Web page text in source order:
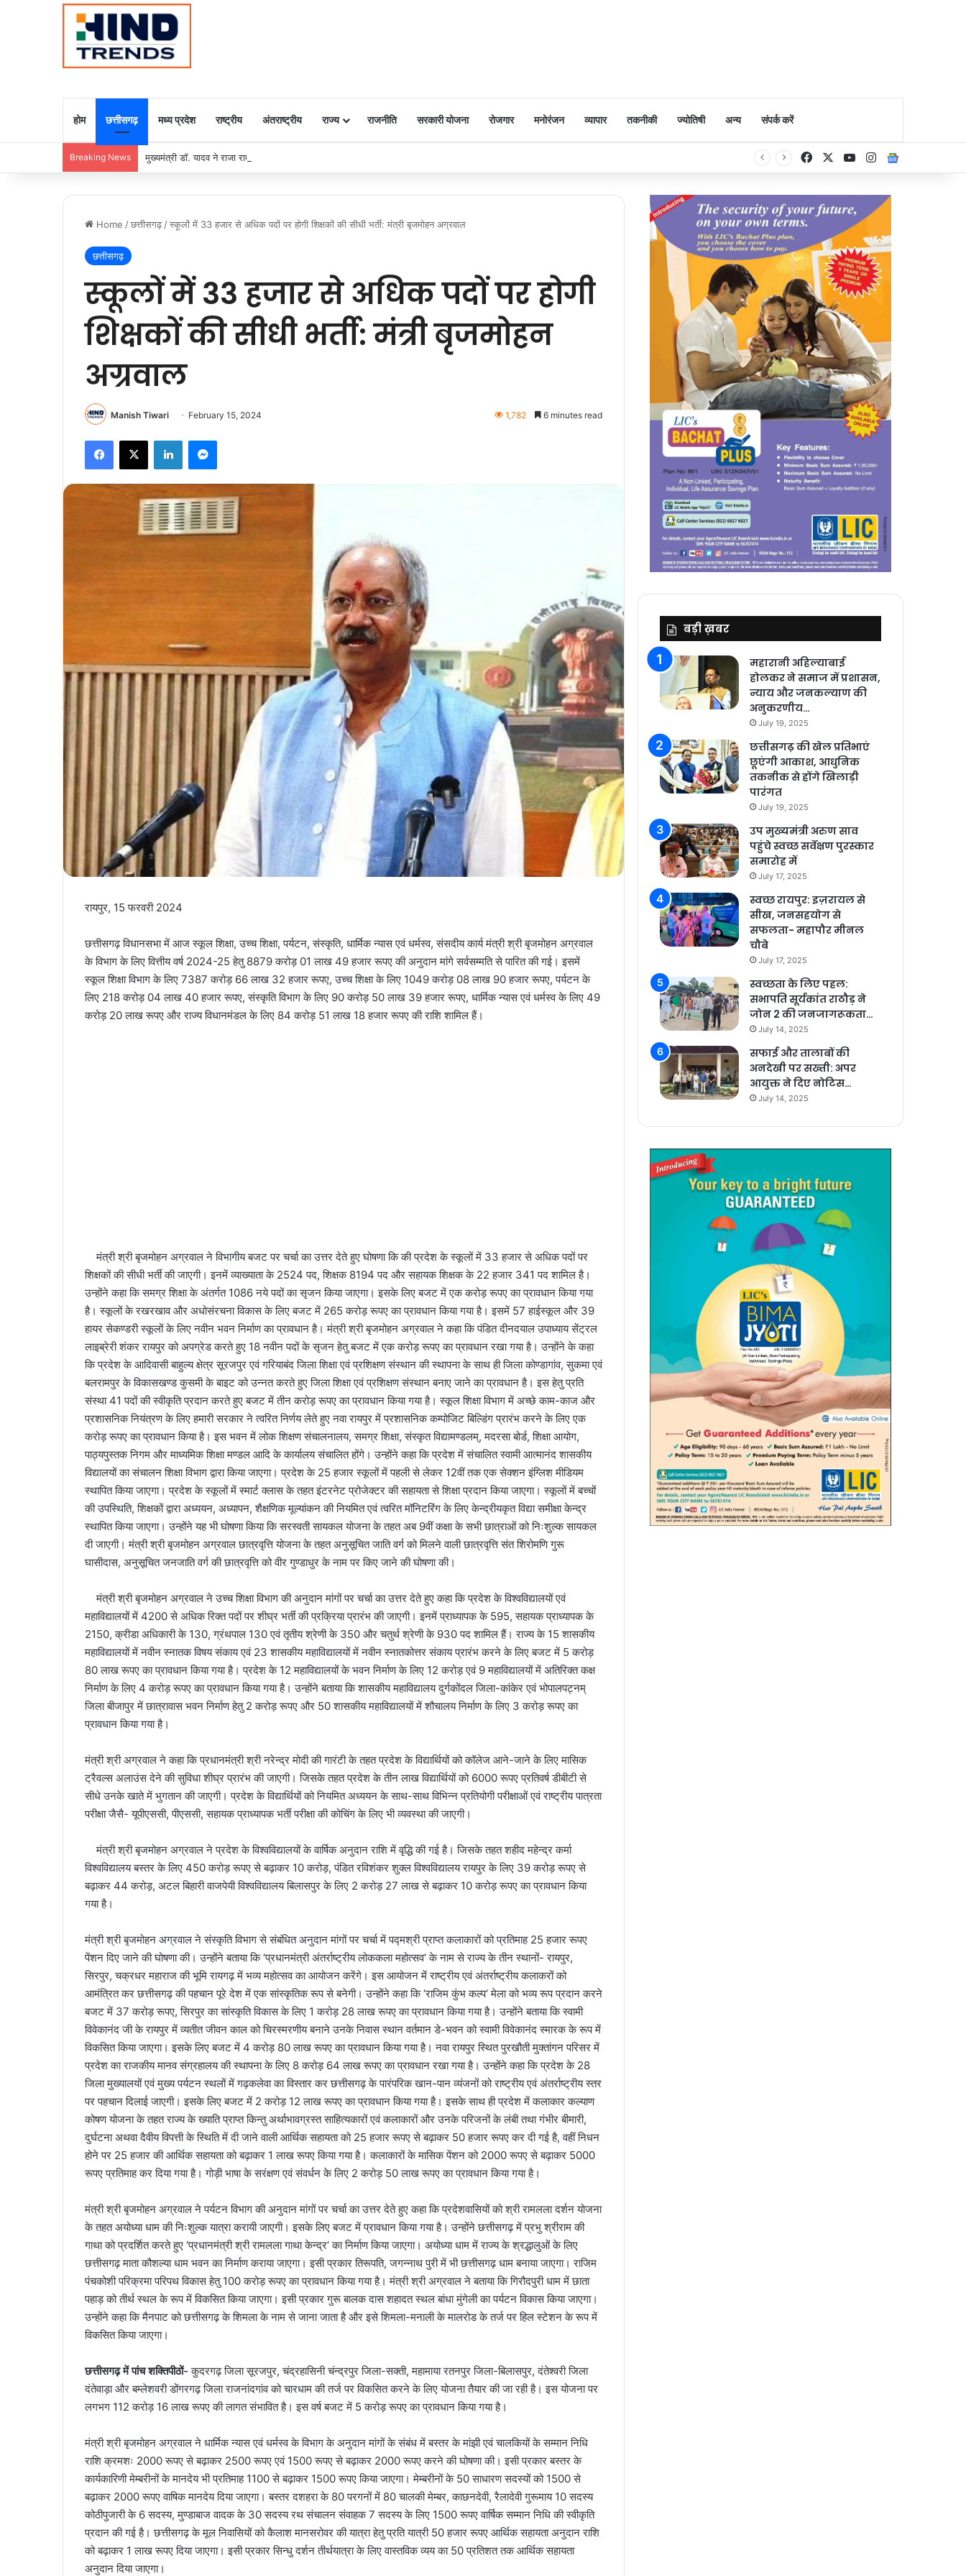
होम छत्तीसगढ़ मध्य प्रदेश राष्ट्रीय अंतराष्ट्रीय राज्य राजनीति सरकारी योजना रोजगार मनोरंजन व्यापार तकनीकी ज्योतिषी अन्य संपर्क करें
Breaking News मुख्यमंत्री डॉ. यादव ने राजा राममोहन राय की जयंती पर किया नमन FacebookYouTubeInstagram
Home /छत्तीसगढ़ /स्कूलों में 33 हजार से अधिक पदों पर होगी शिक्षकों की सीधी भर्ती: मंत्री बृजमोहन अग्रवाल
छत्तीसगढ़
स्कूलों में 33 हजार से अधिक पदों पर होगी
शिक्षकों की सीधी भर्ती: मंत्री बृजमोहन
अग्रवाल
Manish Tiwari February 15, 2024 1,782 6 minutes read
Facebook
X LinkedInMessenger
रायपुर, 15 फरवरी 2024
छत्तीसगढ़ विधानसभा में आज स्कूल शिक्षा, उच्च शिक्षा, पर्यटन, संस्कृति, धार्मिक न्यास एवं धर्मस्व, संसदीय कार्य मंत्री श्री बृजमोहन अग्रवाल
के विभाग के लिए वित्तीय वर्ष 2024-25 हेतु 8879 करोड़ 01 लाख 49 हजार रूपए की अनुदान मांगे सर्वसम्मति से पारित की गई। इसमें
स्कूल शिक्षा विभाग के लिए 7387 करोड़ 66 लाख 32 हजार रूपए, उच्च शिक्षा के लिए 1049 करोड़ 08 लाख 90 हजार रूपए, पर्यटन के
लिए 218 करोड़ 04 लाख 40 हजार रूपए, संस्कृति विभाग के लिए 90 करोड़ 50 लाख 39 हजार रूपए, धार्मिक न्यास एवं धर्मस्व के लिए 49
करोड़ 20 लाख रूपए और राज्य विधानमंडल के लिए 84 करोड़ 51 लाख 18 हजार रूपए की राशि शामिल हैं।
मंत्री श्री बृजमोहन अग्रवाल ने विभागीय बजट पर चर्चा का उत्तर देते हुए घोषणा कि की प्रदेश के स्कूलों में 33 हजार से अधिक पदों पर
शिक्षकों की सीधी भर्ती की जाएगी। इनमें व्याख्याता के 2524 पद, शिक्षक 8194 पद और सहायक शिक्षक के 22 हजार 341 पद शामिल है।
उन्होंने कहा कि समग्र शिक्षा के अंतर्गत 1086 नये पदों का सृजन किया जाएगा। इसके लिए बजट में एक करोड़ रूपए का प्रावधान किया गया
है। स्कूलों के रखरखाव और अधोसंरचना विकास के लिए बजट में 265 करोड़ रूपए का प्रावधान किया गया है। इसमें 57 हाईस्कूल और 39
हायर सेकण्डरी स्कूलों के लिए नवीन भवन निर्माण का प्रावधान है। मंत्री श्री बृजमोहन अग्रवाल ने कहा कि पंडित दीनदयाल उपाध्याय सेंट्रल
लाइब्रेरी शंकर रायपुर को अपग्रेड करते हुए 18 नवीन पदों के सृजन हेतु बजट में एक करोड़ रूपए का प्रावधान रखा गया है। उन्होंने के कहा
कि प्रदेश के आदिवासी बाहुल्य क्षेत्र सूरजपुर एवं गरियाबंद जिला शिक्षा एवं प्रशिक्षण संस्थान की स्थापना के साथ ही जिला कोण्डागांव, सुकमा एवं
बलरामपुर के विकासखण्ड कुसमी के बाइट को उन्नत करते हुए जिला शिक्षा एवं प्रशिक्षण संस्थान बनाए जाने का प्रावधान है। इस हेतु प्रति
संस्था 41 पदों की स्वीकृति प्रदान करते हुए बजट में तीन करोड़ रूपए का प्रावधान किया गया है। स्कूल शिक्षा विभाग में अच्छे काम-काज और
प्रशासनिक नियंत्रण के लिए हमारी सरकार ने त्वरित निर्णय लेते हुए नवा रायपुर में प्रशासनिक कम्पोजिट बिल्डिंग प्रारंभ करने के लिए एक
करोड़ रूपए का प्रावधान किया है। इस भवन में लोक शिक्षण संचालनालय, समग्र शिक्षा, संस्कृत विद्यामण्डलम्, मदरसा बोर्ड, शिक्षा आयोग,
पाठ्यपुस्तक निगम और माध्यमिक शिक्षा मण्डल आदि के कार्यालय संचालित होंगे। उन्होंने कहा कि प्रदेश में संचालित स्वामी आत्मानंद शासकीय
विद्यालयों का संचालन शिक्षा विभाग द्वारा किया जाएगा। प्रदेश के 25 हजार स्कूलों में पहली से लेकर 12वीं तक एक सेक्शन इंग्लिश मीडियम
स्थापित किया जाएगा। प्रदेश के स्कूलों में स्मार्ट क्लास के तहत इंटरनेट प्रोजेक्टर की सहायता से शिक्षा प्रदान किया जाएगा। स्कूलों में बच्चों
की उपस्थिति, शिक्षकों द्वारा अध्ययन, अध्यापन, शैक्षणिक मूल्यांकन की नियमित एवं त्वरित मॉनिटरिंग के लिए केन्द्रीयकृत विद्या समीक्षा केन्द्र
स्थापित किया जाएगा। उन्होंने यह भी घोषणा किया कि सरस्वती सायकल योजना के तहत अब 9वीं कक्षा के सभी छात्राओं को निःशुल्क सायकल
दी जाएगी। मंत्री श्री बृजमोहन अग्रवाल छात्रवृत्ति योजना के तहत अनुसूचित जाति वर्ग को मिलने वाली छात्रवृत्ति संत शिरोमणि गुरू
घासीदास, अनुसूचित जनजाति वर्ग की छात्रवृत्ति को वीर गुण्डाधुर के नाम पर किए जाने की घोषणा की।
मंत्री श्री बृजमोहन अग्रवाल ने उच्च शिक्षा विभाग की अनुदान मांगों पर चर्चा का उत्तर देते हुए कहा कि प्रदेश के विश्वविद्यालयों एवं
महाविद्यालयों में 4200 से अधिक रिक्त पदों पर शीघ्र भर्ती की प्रक्रिया प्रारंभ की जाएगी। इनमें प्राध्यापक के 595, सहायक प्राध्यापक के
2150, क्रीडा अधिकारी के 130, ग्रंथपाल 130 एवं तृतीय श्रेणी के 350 और चतुर्थ श्रेणी के 930 पद शामिल हैं। राज्य के 15 शासकीय
महाविद्यालयों में नवीन स्नातक विषय संकाय एवं 23 शासकीय महाविद्यालयों में नवीन स्नातकोत्तर संकाय प्रारंभ करने के लिए बजट में 5 करोड़
80 लाख रूपए का प्रावधान किया गया है। प्रदेश के 12 महाविद्यालयों के भवन निर्माण के लिए 12 करोड़ एवं 9 महाविद्यालयों में अतिरिक्त कक्ष
निर्माण के लिए 4 करोड़ रूपए का प्रावधान किया गया है। उन्होंने बताया कि शासकीय महाविद्यालय दुर्गकोंदल जिला-कांकेर एवं भोपालपट्नम्
जिला बीजापुर में छात्रावास भवन निर्माण हेतु 2 करोड़ रूपए और 50 शासकीय महाविद्यालयों में शौचालय निर्माण के लिए 3 करोड़ रूपए का
प्रावधान किया गया है।
मंत्री श्री अग्रवाल ने कहा कि प्रधानमंत्री श्री नरेन्द्र मोदी की गारंटी के तहत प्रदेश के विद्यार्थियों को कॉलेज आने-जाने के लिए मासिक
ट्रैवल्स अलाउंस देने की सुविधा शीघ्र प्रारंभ की जाएगी। जिसके तहत प्रदेश के तीन लाख विद्यार्थियों को 6000 रूपए प्रतिवर्ष डीबीटी से
सीधे उनके खाते में भुगतान की जाएगी। प्रदेश के विद्यार्थियों को नियमित अध्ययन के साथ-साथ विभिन्न प्रतियोगी परीक्षाओं एवं राष्ट्रीय पात्रता
परीक्षा जैसै- यूपीएससी, पीएससी, सहायक प्राध्यापक भर्ती परीक्षा की कोचिंग के लिए भी व्यवस्था की जाएगी।
मंत्री श्री बृजमोहन अग्रवाल ने प्रदेश के विश्वविद्यालयों के वार्षिक अनुदान राशि में वृद्धि की गई है। जिसके तहत शहीद महेन्द्र कर्मा
विश्वविद्यालय बस्तर के लिए 450 करोड़ रूपए से बढ़ाकर 10 करोड़, पंडित रविशंकर शुक्ल विश्वविद्यालय रायपुर के लिए 39 करोड़ रूपए से
बढ़ाकर 44 करोड़, अटल बिहारी वाजपेयी विश्वविद्यालय बिलासपुर के लिए 2 करोड़ 27 लाख से बढ़ाकर 10 करोड़ रूपए का प्रावधान किया
गया है।
मंत्री श्री बृजमोहन अग्रवाल ने संस्कृति विभाग से संबंधित अनुदान मांगों पर चर्चा में पद्मश्री प्राप्त कलाकारों को प्रतिमाह 25 हजार रूपए
पेंशन दिए जाने की घोषणा की। उन्होंने बताया कि ‘प्रधानमंत्री अंतर्राष्ट्रीय लोककला महोत्सव‘ के नाम से राज्य के तीन स्थानों- रायपुर,
सिरपुर, चक्रधर महाराज की भूमि रायगढ़ में भव्य महोत्सव का आयोजन करेंगे। इस आयोजन में राष्ट्रीय एवं अंतर्राष्ट्रीय कलाकरों को
आमंत्रित कर छत्तीसगढ़ की पहचान पूरे देश में एक सांस्कृतिक रूप से बनेगी। उन्होंने कहा कि ‘राजिम कुंभ कल्प‘ मेला को भव्य रूप प्रदान करने
बजट में 37 करोड़ रूपए, सिरपुर का सांस्कृति विकास के लिए 1 करोड़ 28 लाख रूपए का प्रावधान किया गया है। उन्होंने बताया कि स्वामी
विवेकानंद जी के रायपुर में व्यतीत जीवन काल को चिरस्मरणीय बनाने उनके निवास स्थान वर्तमान डे-भवन को स्वामी विवेकानंद स्मारक के रूप में
विकसित किया जाएगा। इसके लिए बजट में 4 करोड़ 80 लाख रूपए का प्रावधान किया गया है। नवा रायपुर स्थित पुरखौती मुक्तांगन परिसर में
प्रदेश का राजकीय मानव संग्रहालय की स्थापना के लिए 8 करोड़ 64 लाख रूपए का प्रावधान रखा गया है। उन्होंने कहा कि प्रदेश के 28
जिला मुख्यालयों एवं मुख्य पर्यटन स्थलों में गढ़कलेवा का विस्तार कर छत्तीसगढ़ के पारंपरिक खान-पान व्यंजनों को राष्ट्रीय एवं अंतर्राष्ट्रीय स्तर
पर पहचान दिलाई जाएगी। इसके लिए बजट में 2 करोड़ 12 लाख रूपए का प्रावधान किया गया है। इसके साथ ही प्रदेश में कलाकार कल्याण
कोषण योजना के तहत राज्य के ख्याति प्राप्त किन्तु अर्थाभावग्रस्त साहित्यकारों एवं कलाकारों और उनके परिजनों के लंबी तथा गंभीर बीमारी,
दुर्घटना अथवा दैवीय विपत्ती के स्थिति में दी जाने वाली आर्थिक सहायता को 25 हजार रूपए से बढ़ाकर 50 हजार रूपए कर दी गई है, वहीं निधन
होने पर 25 हजार की आर्थिक सहायता को बढ़ाकर 1 लाख रूपए किया गया है। कलाकारों के मासिक पेंशन को 2000 रूपए से बढ़ाकर 5000
रूपए प्रतिमाह कर दिया गया है। गोड़ी भाषा के सरंक्षण एवं संवर्धन के लिए 2 करोड़ 50 लाख रूपए का प्रावधान किया गया है।
मंत्री श्री बृजमोहन अग्रवाल ने पर्यटन विभाग की अनुदान मांगों पर चर्चा का उत्तर देते हुए कहा कि प्रदेशवासियों को श्री रामलला दर्शन योजना
के तहत अयोध्या धाम की निःशुल्क यात्रा करायी जाएगी। इसके लिए बजट में प्रावधान किया गया है। उन्होंने छत्तीसगढ़ में प्रभु श्रीराम की
गाथा को प्रदर्शित करते हुए ‘प्रधानमंत्री श्री रामलला गाथा केन्द्र‘ का निर्माण किया जाएगा। अयोध्या धाम में राज्य के श्रद्धालुओं के लिए
छत्तीसगढ़ माता कौशल्या धाम भवन का निर्माण कराया जाएगा। इसी प्रकार तिरूपति, जगन्नाथ पुरी में भी छत्तीसगढ़ धाम बनाया जाएगा। राजिम
पंचकोशी परिक्रमा परिपथ विकास हेतु 100 करोड़ रूपए का प्रावधान किया गया है। मंत्री श्री अग्रवाल ने बताया कि गिरौदपुरी धाम में छाता
पहाड़ को तीर्थ स्थल के रूप में विकसित किया जाएगा। इसी प्रकार गुरू बालक दास शहादत स्थल बांधा मुंगेली का पर्यटन विकास किया जाएगा।
उन्होंने कहा कि मैनपाट को छत्तीसगढ़ के शिमला के नाम से जाना जाता है और इसे शिमला-मनाली के मालरोड के तर्ज पर हिल स्टेशन के रूप में
विकसित किया जाएगा।
छत्तीसगढ़ में पांच शक्तिपीठों- कुदरगढ़ जिला सूरजपुर, चंद्रहासिनी चंन्द्रपुर जिला-सक्ती, महामाया रतनपुर जिला-बिलासपुर, दंतेश्वरी जिला
दंतेवाड़ा और बम्लेशवरी डोंगरगढ़ जिला राजनांदगांव को चारधाम की तर्ज पर विकसित करने के लिए योजना तैयार की जा रही है। इस योजना पर
लगभग 112 करोड़ 16 लाख रूपए की लागत संभावित है। इस वर्ष बजट में 5 करोड़ रूपए का प्रावधान किया गया है।
मंत्री श्री बृजमोहन अग्रवाल ने धार्मिक न्यास एवं धर्मस्व के विभाग के अनुदान मांगों के संबंध में बस्तर के मांझी एवं चालकियों के सम्मान निधि
राशि क्रमशः 2000 रूपए से बढ़ाकर 2500 रूपए एवं 1500 रूपए से बढ़ाकर 2000 रूपए करने की घोषणा की। इसी प्रकार बस्तर के
कार्यकारिणी मेम्बरीनों के मानदेय भी प्रतिमाह 1100 से बढ़ाकर 1500 रूपए किया जाएगा। मेम्बरीनों के 50 साधारण सदस्यों को 1500 से
बढ़ाकर 2000 रूपए वाषिक मानदेय दिया जाएगा। बस्तर दशहरा के 80 परगनों में 80 चालकी मेम्बर, काछनदेवी, रैलादेवी गुरूमाय 10 सदस्य
कोठीपुजारी के 6 सदस्य, मुण्डाबाज वादक के 30 सदस्य रथ संचालन संवाहक 7 सदस्य के लिए 1500 रूपए वार्षिक सम्मान निधि की स्वीकृति
प्रदान की गई है। छत्तीसगढ़ के मूल निवासियों को कैलाश मानसरोवर की यात्रा हेतु प्रति यात्री 50 हजार रूपए आर्थिक सहायता अनुदान राशि
को बढ़ाकर 1 लाख रूपए दिया जाएगा। इसी प्रकार सिन्धु दर्शन तीर्थयात्रा के लिए वास्तविक व्यय का 50 प्रतिशत तक आर्थिक सहायता
अनुदान दिया जाएगा।
बड़ी ख़बर
महारानी अहिल्याबाई
होलकर ने समाज में प्रशासन,
न्याय और जनकल्याण की
अनुकरणीय…
July 19, 2025
छत्तीसगढ़ की खेल प्रतिभाएं
छूएंगी आकाश, आधुनिक
तकनीक से होंगे खिलाड़ी
पारंगत
July 19, 2025
उप मुख्यमंत्री अरुण साव
पहुंचे स्वच्छ सर्वेक्षण पुरस्कार
समारोह में
July 17, 2025
स्वच्छ रायपुर: इज़रायल से
सीख, जनसहयोग से
सफलता- महापौर मीनल
चौबे
July 17, 2025
स्वच्छता के लिए पहल:
सभापति सूर्यकांत राठौड़ ने
जोन 2 की जनजागरूकता…
July 14, 2025
सफाई और तालाबों की
अनदेखी पर सख्ती: अपर
आयुक्त ने दिए नोटिस…
July 14, 2025